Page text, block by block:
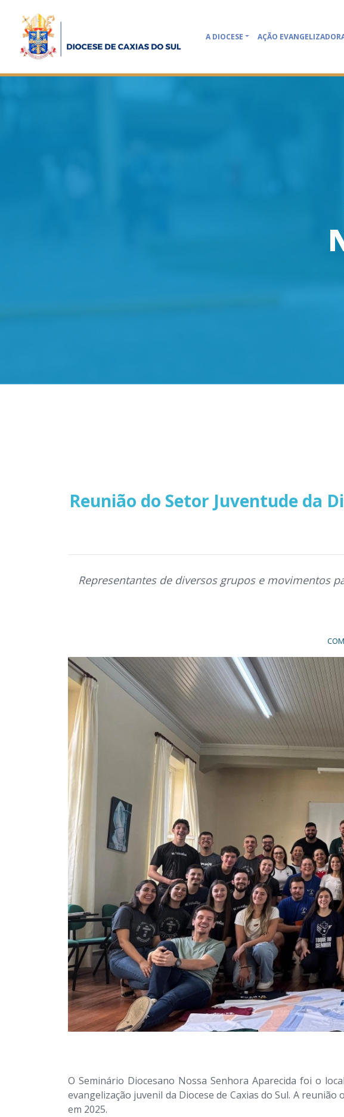
A DIOCESE AÇÃO
Reunião do Setor Juventude da
Representantes de diversos grupos e movimentos
O Seminário Diocesano Nossa Senhora Aparecida foi o
evangelização juvenil da Diocese de Caxias do Sul. A
em 2025.